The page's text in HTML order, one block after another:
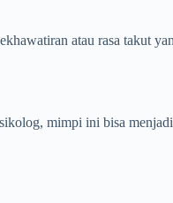
atau rasa takut
mimpi ini bisa